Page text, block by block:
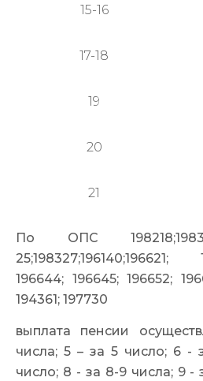
15-16
17-18
19
20
21
По ОПС
25;198327;196140;196621;
196644; 196645; 196652;
194361; 197730
выплата пенсии
числа; 5 – за 5 число; 6 -
число; 8 - за 8-9 числа; 9 -